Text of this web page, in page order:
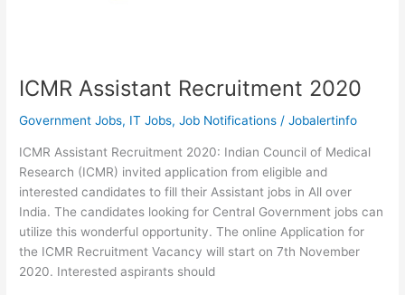
ICMR Assistant Recruitment 2020
Government Jobs, IT Jobs,Job Notifications /Jobalertinfo
ICMR Assistant Recruitment 2020: Indian Council of Medical
Research (ICMR) invited application from eligible and
interested candidates to fill their Assistant jobs in All over
India. The candidates looking for Central Government jobs can
utilize this wonderful opportunity. The online Application for
the ICMR Recruitment Vacancy will start on 7th November
2020. Interested aspirants should